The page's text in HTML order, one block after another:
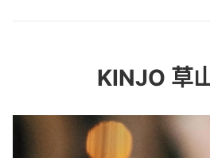
KINJO 草